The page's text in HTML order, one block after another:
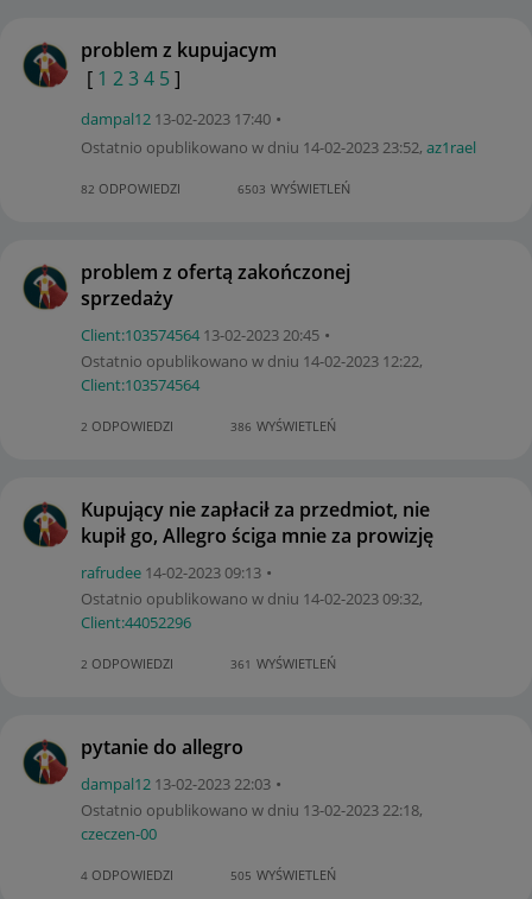
problem z kupujacym
[ 1 234 5]
dampal12 ‎13-02-2023 17:40
Ostatnio opublikowano w dniu ‎14-02-202323:52, az1rael
82 ODPOWIEDZI 6503 WYŚWIETLEŃ
problem z ofertą zakończonej
sprzedaży
Client:103574564 ‎13-02-202320:45
Ostatnio opublikowano w dniu ‎14-02-2023 12:22,
Client:103574564
2 ODPOWIEDZI 386 WYŚWIETLEŃ
Kupujący nie zapłacił za przedmiot, nie
kupił go, Allegro ściga mnie za prowizję
rafrudee ‎14-02-202309:13
Ostatnio opublikowano w dniu ‎14-02-202309:32,
Client:44052296
2 ODPOWIEDZI 361 WYŚWIETLEŃ
pytanie do allegro
dampal12 ‎13-02-202322:03
Ostatnio opublikowano w dniu ‎13-02-202322:18,
czeczen-00
4 ODPOWIEDZI 505 WYŚWIETLEŃ